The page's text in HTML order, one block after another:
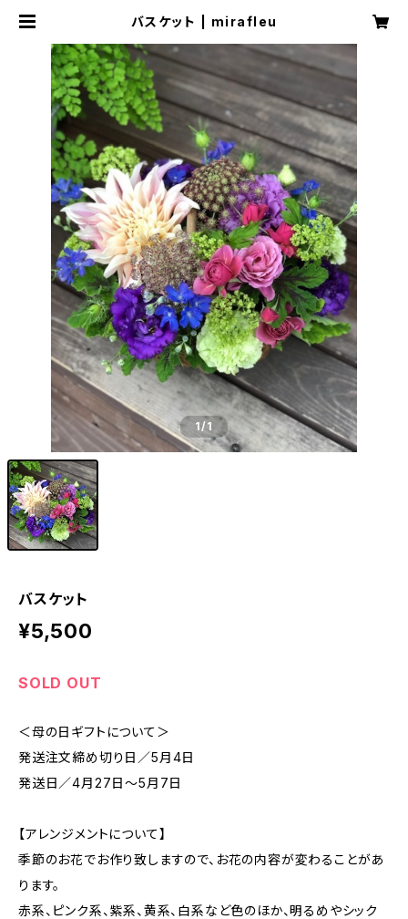
バスケット | mirafleu
1/1
バスケット
¥5,500
SOLD OUT
＜母の日ギフトについて＞
発送注文締め切り日／5月4日
発送日／4月27日～5月7日
【アレンジメントについて】
季節のお花でお作り致しますので、お花の内容が変わることがあ
ります。
赤系、ピンク系、紫系、黄系、白系など色のほか、明るめやシック